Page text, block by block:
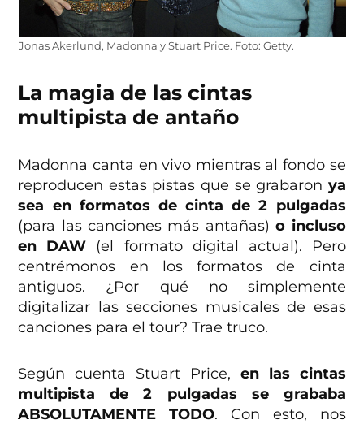
Jonas Akerlund, Madonna y Stuart Price. Foto: Getty.
La magia de las cintas
multipista de antaño
Madonna canta en vivo mientras al fondo se
reproducen estas pistas que se grabaron ya
sea en formatos de cinta de 2 pulgadas
(para las canciones más antañas)o incluso
en DAW (el formato digital actual). Pero
centrémonos en los formatos de cinta
antiguos. ¿Por qué no simplemente
digitalizar las secciones musicales de esas
canciones para el tour? Trae truco.
Según cuenta Stuart Price, en las cintas
multipista de 2 pulgadas se grababa
ABSOLUTAMENTE TODO. Con esto, nos